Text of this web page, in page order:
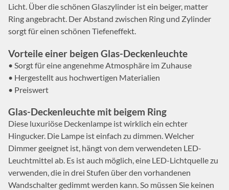
Licht. Über die schönen Glaszylinder ist ein beiger, matter
Ring angebracht. Der Abstand zwischen Ring und Zylinder
sorgt für einen schönen Tiefeneffekt.
Vorteile einer beigen Glas-Deckenleuchte
• Sorgt für eine angenehme Atmosphäre im Zuhause
• Hergestellt aus hochwertigen Materialien
• Preiswert
Glas-Deckenleuchte mit beigem Ring
Diese luxuriöse Deckenlampe ist wirklich ein echter
Hingucker. Die Lampe ist einfach zu dimmen. Welcher
Dimmer geeignet ist, hängt von dem verwendeten LED-
Leuchtmittel ab. Es ist auch möglich, eine LED-Lichtquelle zu
verwenden, die in drei Stufen über den vorhandenen
Wandschalter gedimmt werden kann. So müssen Sie keinen